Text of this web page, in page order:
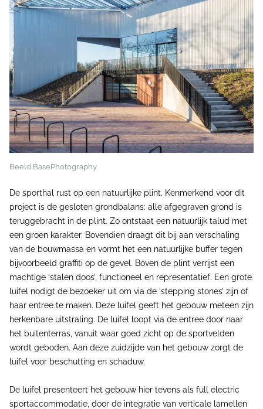
Beeld BasePhotography
De sporthal rust op een natuurlijke plint. Kenmerkend voor dit
project is de gesloten grondbalans: alle afgegraven grond is
teruggebracht in de plint. Zo ontstaat een natuurlijk talud met
een groen karakter. Bovendien draagt dit bij aan verschaling
van de bouwmassa en vormt het een natuurlijke buffer tegen
bijvoorbeeld graffiti op de gevel. Boven de plint verrijst een
machtige ‘stalen doos’, functioneel en representatief. Een grote
luifel nodigt de bezoeker uit om via de ‘stepping stones’ zijn of
haar entree te maken. Deze luifel geeft het gebouw meteen zijn
herkenbare uitstraling. De luifel loopt via de entree door naar
het buitenterras, vanuit waar goed zicht op de sportvelden
wordt geboden. Aan deze zuidzijde van het gebouw zorgt de
luifel voor beschutting en schaduw.
De luifel presenteert het gebouw hier tevens als full electric
sportaccommodatie, door de integratie van verticale lamellen